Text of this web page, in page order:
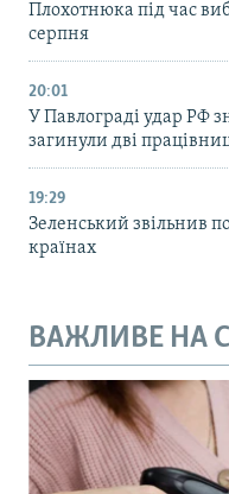
Плохотнюка під час
серпня
20:01
У Павлограді удар РФ
загинули дві
19:29
Зеленський звільнив
країнах
ВАЖЛИВЕ НА